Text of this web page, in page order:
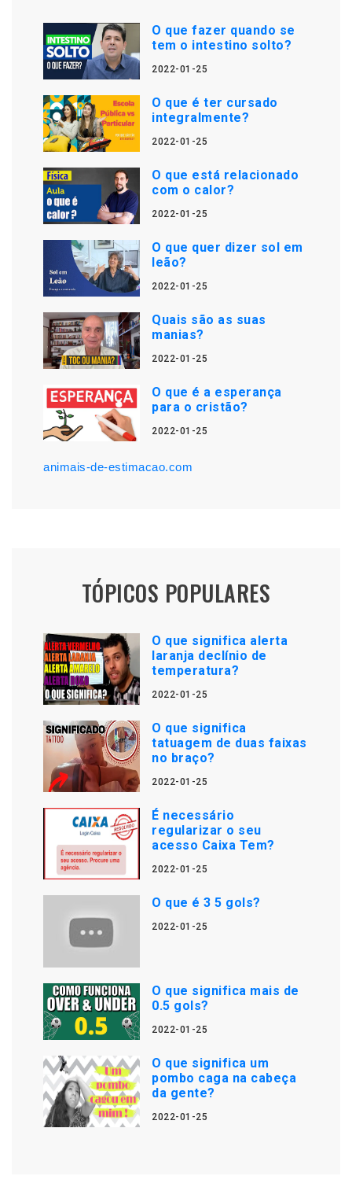
O que fazer quando se
tem o intestino solto?
2022-01-25
O que é ter cursado
integralmente?
2022-01-25
O que está relacionado
com o calor?
2022-01-25
O que quer dizer sol em
leão?
2022-01-25
Quais são as suas
manias?
2022-01-25
O que é a esperança
para o cristão?
2022-01-25
animais-de-estimacao.com
TÓPICOS POPULARES
O que significa alerta
laranja declínio de
temperatura?
2022-01-25
O que significa
tatuagem de duas faixas
no braço?
2022-01-25
É necessário
regularizar o seu
acesso Caixa Tem?
2022-01-25
O que é 3 5 gols?
2022-01-25
O que significa mais de
0.5 gols?
2022-01-25
O que significa um
pombo caga na cabeça
da gente?
2022-01-25